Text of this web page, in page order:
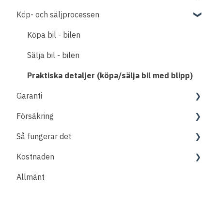
Om lånet
Betala lån
Låneansökan
Lånelöfte
Köp- och säljprocessen
Köpa bil - bilen
Sälja bil - bilen
Praktiska detaljer (köpa/sälja bil med blipp)
Garanti
Praktiska detaljer (köpa/sälja bil med blipp)
Försäkring
Praktiska detaljer (köpa/sälja bil med blipp)
Så fungerar det
När bilaffären ska göras
Kostnaden
Praktiska detaljer (köpa/sälja bil med blipp)
Allmänt